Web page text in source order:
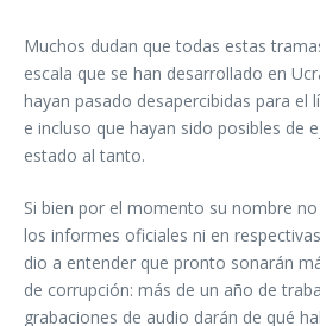
Muchos dudan que todas estas
escala que se han desarrollado en
hayan pasado desapercibidas para el
e incluso que hayan sido posibles de
estado al tanto.
Si bien por el momento su nombre
los informes oficiales ni en
dio a entender que pronto sonarán
de corrupción: más de un año de
grabaciones de audio darán de qué